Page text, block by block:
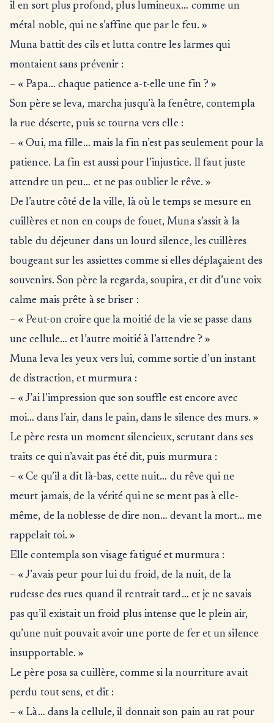
il en sort plus profond, plus lumineux… comme un
métal noble, qui ne s’affine que par le feu. »
Muna battit des cils et lutta contre les larmes qui
montaient sans prévenir :
– « Papa… chaque patience a-t-elle une fin ? »
Son père se leva, marcha jusqu’à la fenêtre, contempla
la rue déserte, puis se tourna vers elle :
– « Oui, ma fille… mais la fin n’est pas seulement pour la
patience. La fin est aussi pour l’injustice. Il faut juste
attendre un peu… et ne pas oublier le rêve. »
De l’autre côté de la ville, là où le temps se mesure en
cuillères et non en coups de fouet, Muna s’assit à la
table du déjeuner dans un lourd silence, les cuillères
bougeant sur les assiettes comme si elles déplaçaient des
souvenirs. Son père la regarda, soupira, et dit d’une voix
calme mais prête à se briser :
– « Peut-on croire que la moitié de la vie se passe dans
une cellule… et l’autre moitié à l’attendre ? »
Muna leva les yeux vers lui, comme sortie d’un instant
de distraction, et murmura :
– « J’ai l’impression que son souffle est encore avec
moi… dans l’air, dans le pain, dans le silence des murs. »
Le père resta un moment silencieux, scrutant dans ses
traits ce qui n’avait pas été dit, puis murmura :
– « Ce qu’il a dit là-bas, cette nuit… du rêve qui ne
meurt jamais, de la vérité qui ne se ment pas à elle-
même, de la noblesse de dire non… devant la mort… me
rappelait toi. »
Elle contempla son visage fatigué et murmura :
– « J’avais peur pour lui du froid, de la nuit, de la
rudesse des rues quand il rentrait tard… et je ne savais
pas qu’il existait un froid plus intense que le plein air,
qu’une nuit pouvait avoir une porte de fer et un silence
insupportable. »
Le père posa sa cuillère, comme si la nourriture avait
perdu tout sens, et dit :
– « Là… dans la cellule, il donnait son pain au rat pour